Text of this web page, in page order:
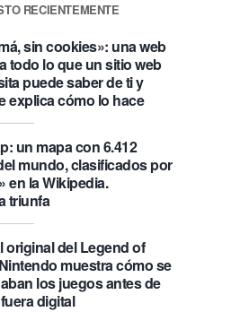
RECIENTEMENTE
sin cookies»: una web
todo lo que un sitio web
puede saber de ti y
explica cómo lo hace
un mapa con 6.412
mundo, clasificados por
en la Wikipedia.
triunfa
original del Legend of
muestra cómo se
los juegos antes de
digital